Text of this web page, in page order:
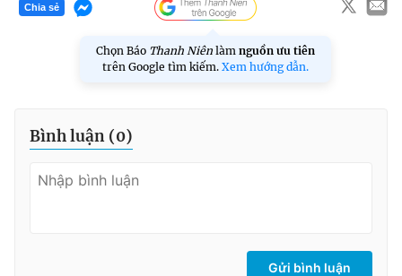
Chia sẻ
Chọn Báo Thanh Niên làm nguồn ưu tiên
trên Google tìm kiếm. Xem hướng dẫn.
Bình luận (0)
Gửi bình luận